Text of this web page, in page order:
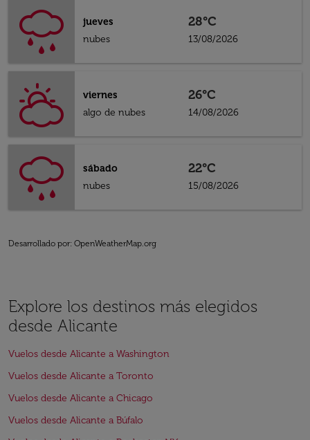
jueves
nubes
28°C
13/08/2026
viernes
algo de nubes
26°C
14/08/2026
sábado
nubes
22°C
15/08/2026
Desarrollado por: OpenWeatherMap.org
Explore los destinos más elegidos
desde Alicante
Vuelos desde Alicante a Washington
Vuelos desde Alicante a Toronto
Vuelos desde Alicante a Chicago
Vuelos desde Alicante a Búfalo